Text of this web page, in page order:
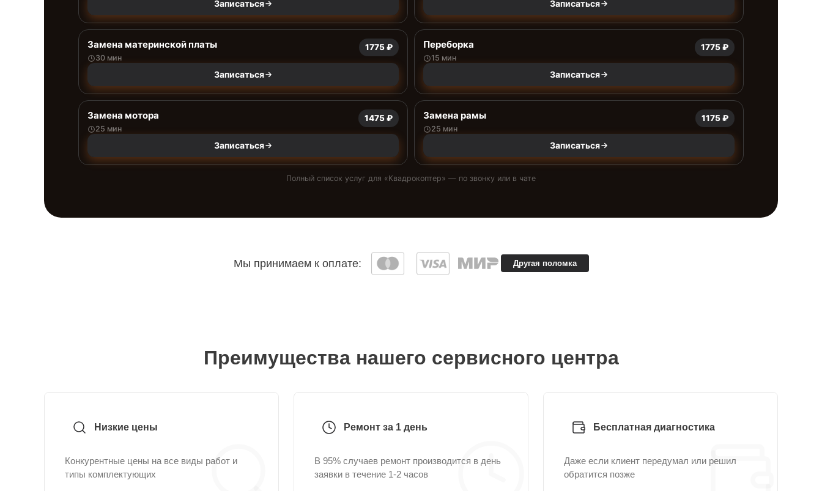
Записаться Записаться
Замена материнской платы
30 мин
1775 ₽
Записаться
Переборка
15 мин
1775 ₽
Записаться
Замена мотора
25 мин
1475 ₽
Записаться
Замена рамы
25 мин
1175 ₽
Записаться
Полный список услуг для «Квадрокоптер» — по звонку или в чате
Мы принимаем к оплате: Другая поломка
Преимущества нашего сервисного центра
Низкие цены
Конкурентные цены на все виды работ и
типы комплектующих
Ремонт за 1 день
В 95% случаев ремонт производится в день
заявки в течение 1-2 часов
Бесплатная диагностика
Даже если клиент передумал или решил
обратится позже